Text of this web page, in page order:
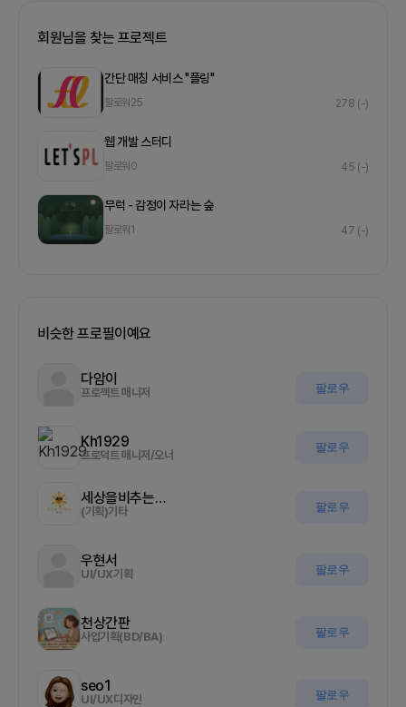
회원님을 찾는 프로젝트
간단 매칭 서비스 "플링"
팔로워 25 278 (-)
웹 개발 스터디
팔로워 0 45 (-)
무럭 - 감정이 자라는 숲
팔로워 1 47 (-)
비슷한 프로필이예요
다암이
프로젝트 매니저 팔로우
Kh1929
프로덕트 매니저/오너
팔로우
세상을비추는올기자
(기획)기타 팔로우
우현서
UI/UX기획 팔로우
천상간판
사업기획(BD/BA) 팔로우
seo1
UI/UX디자인 팔로우